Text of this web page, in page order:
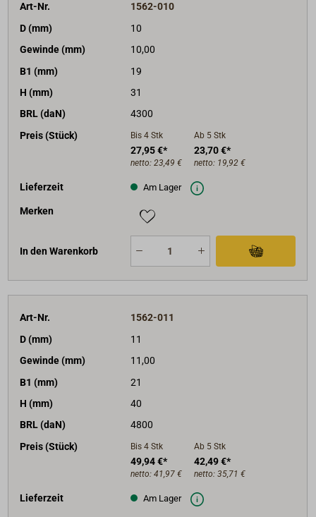
Art-Nr.
1562-010
D (mm)
10
Gewinde (mm)
10,00
B1 (mm)
19
H (mm)
31
BRL (daN)
4300
Preis (Stück)
Bis 4 Stk
27,95 €*
netto: 23,49 €
Ab 5 Stk
23,70 €*
netto: 19,92 €
Lieferzeit Am Lager
Merken
In den Warenkorb
Art-Nr.
1562-011
D (mm)
11
Gewinde (mm)
11,00
B1 (mm)
21
H (mm)
40
BRL (daN)
4800
Preis (Stück)
Bis 4 Stk
49,94 €*
netto: 41,97 €
Ab 5 Stk
42,49 €*
netto: 35,71 €
Lieferzeit Am Lager